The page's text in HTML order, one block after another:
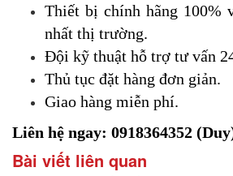
Thiết bị chính hãng 100%
nhất thị trường.
​Đội kỹ thuật hỗ trợ tư vấn
Thủ tục đặt hàng đơn giản.
Giao hàng miễn phí.
Liên hệ ngay: 0918364352
Bài viết liên quan